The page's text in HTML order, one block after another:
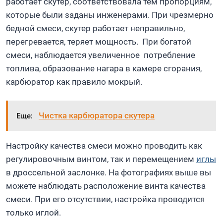
которые были заданы инженерами. При чрезмерно
бедной смеси, скутер работает неправильно,
перегревается, теряет мощность. При богатой
смеси, наблюдается увеличенное потребление
топлива, образование нагара в камере сгорания,
карбюратор как правило мокрый.
Еще: Чистка карбюратора скутера
Настройку качества смеси можно проводить как
регулировочным винтом, так и перемещением иглы
в дроссельной заслонке. На фотографиях выше вы
можете наблюдать расположение винта качества
смеси. При его отсутствии, настройка проводится
только иглой.